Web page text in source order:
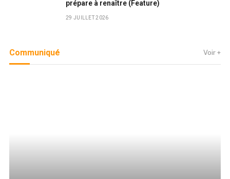
prépare à renaître (Feature)
29 JUILLET 2026
Communiqué Voir +